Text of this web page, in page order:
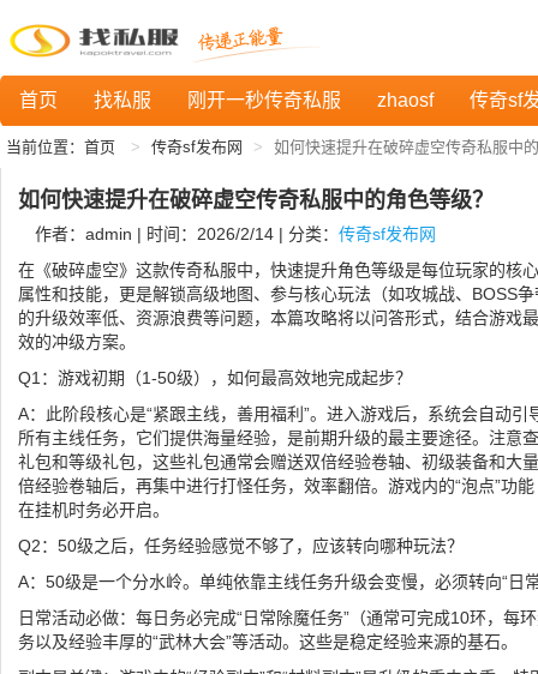
首页 找私服 刚开一秒传奇私服 zhaosf 传奇sf
当前位置： 首页 传奇sf发布网 如何快速提升在破碎虚空传奇私服中
如何快速提升在破碎虚空传奇私服中的角色等级？
作者：admin | 时间：2026/2/14 | 分类： 传奇sf发布网
在《破碎虚空》这款传奇私服中，快速提升角色等级是每位玩家的核
属性和技能，更是解锁高级地图、参与核心玩法（如攻城战、BOSS
的升级效率低、资源浪费等问题，本篇攻略将以问答形式，结合游戏
效的冲级方案。
Q1：游戏初期（1-50级），如何最高效地完成起步？
A：此阶段核心是“紧跟主线，善用福利”。进入游戏后，系统会自动
所有主线任务，它们提供海量经验，是前期升级的最主要途径。注意
礼包和等级礼包，这些礼包通常会赠送双倍经验卷轴、初级装备和大
倍经验卷轴后，再集中进行打怪任务，效率翻倍。游戏内的“泡点”功
在挂机时务必开启。
Q2：50级之后，任务经验感觉不够了，应该转向哪种玩法？
A：50级是一个分水岭。单纯依靠主线任务升级会变慢，必须转向“日
日常活动必做：每日务必完成“日常除魔任务”（通常可完成10环，每
务以及经验丰厚的“武林大会”等活动。这些是稳定经验来源的基石。